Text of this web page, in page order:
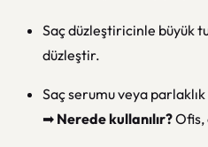
Saç düzleştiricinle büyük
düzleştir.
Saç serumu veya
➡ Nerede kullanılır?Ofis,